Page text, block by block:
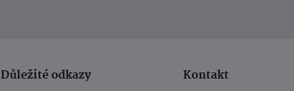
Důležité odkazy
Kontakt